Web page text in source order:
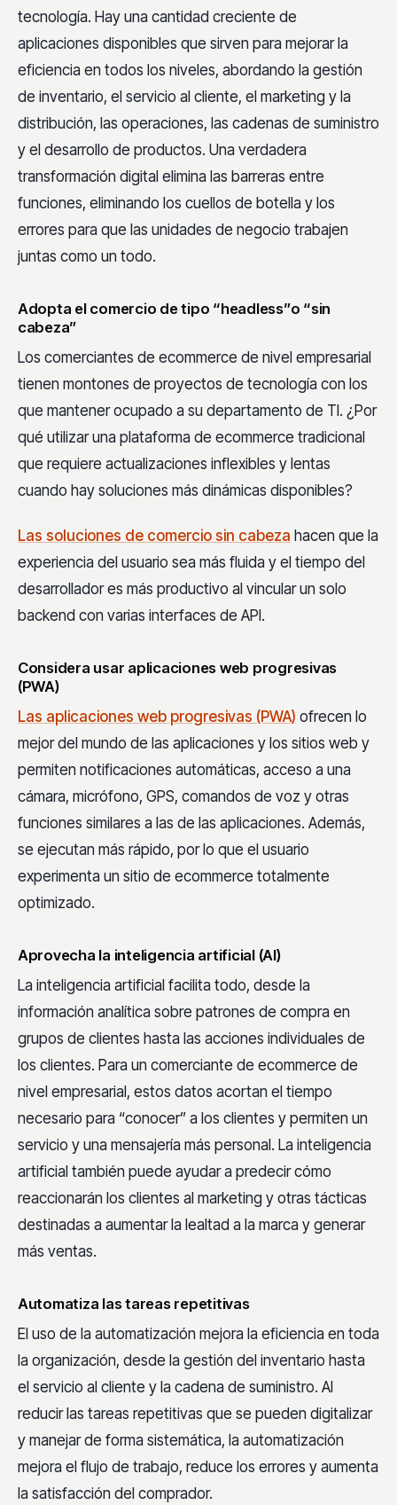
tecnología. Hay una cantidad creciente de
aplicaciones disponibles que sirven para mejorar la
eficiencia en todos los niveles, abordando la gestión
de inventario, el servicio al cliente, el marketing y la
distribución, las operaciones, las cadenas de suministro
y el desarrollo de productos. Una verdadera
transformación digital elimina las barreras entre
funciones, eliminando los cuellos de botella y los
errores para que las unidades de negocio trabajen
juntas como un todo.
Adopta el comercio de tipo “headless”o “sin
cabeza”
Los comerciantes de ecommerce de nivel empresarial
tienen montones de proyectos de tecnología con los
que mantener ocupado a su departamento de TI. ¿Por
qué utilizar una plataforma de ecommerce tradicional
que requiere actualizaciones inflexibles y lentas
cuando hay soluciones más dinámicas disponibles?
Las soluciones de comercio sin cabeza hacen que la
experiencia del usuario sea más fluida y el tiempo del
desarrollador es más productivo al vincular un solo
backend con varias interfaces de API.
Considera usar aplicaciones web progresivas
(PWA)
Las aplicaciones web progresivas (PWA) ofrecen lo
mejor del mundo de las aplicaciones y los sitios web y
permiten notificaciones automáticas, acceso a una
cámara, micrófono, GPS, comandos de voz y otras
funciones similares a las de las aplicaciones. Además,
se ejecutan más rápido, por lo que el usuario
experimenta un sitio de ecommerce totalmente
optimizado.
Aprovecha la inteligencia artificial (AI)
La inteligencia artificial facilita todo, desde la
información analítica sobre patrones de compra en
grupos de clientes hasta las acciones individuales de
los clientes. Para un comerciante de ecommerce de
nivel empresarial, estos datos acortan el tiempo
necesario para “conocer” a los clientes y permiten un
servicio y una mensajería más personal. La inteligencia
artificial también puede ayudar a predecir cómo
reaccionarán los clientes al marketing y otras tácticas
destinadas a aumentar la lealtad a la marca y generar
más ventas.
Automatiza las tareas repetitivas
El uso de la automatización mejora la eficiencia en toda
la organización, desde la gestión del inventario hasta
el servicio al cliente y la cadena de suministro. Al
reducir las tareas repetitivas que se pueden digitalizar
y manejar de forma sistemática, la automatización
mejora el flujo de trabajo, reduce los errores y aumenta
la satisfacción del comprador.